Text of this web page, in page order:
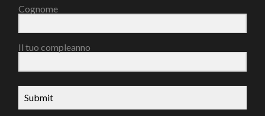
Cognome
Il tuo compleanno
Submit